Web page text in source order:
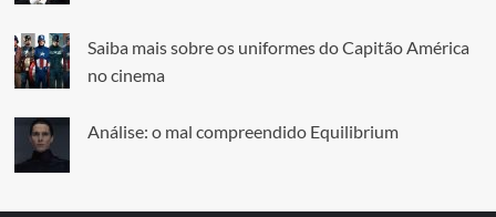
Saiba mais sobre os uniformes do Capitão América
no cinema
Análise: o mal compreendido Equilibrium